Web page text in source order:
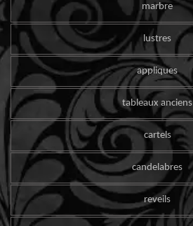
marbre
lustres
appliques
tableaux anciens
cartels
candelabres
reveils